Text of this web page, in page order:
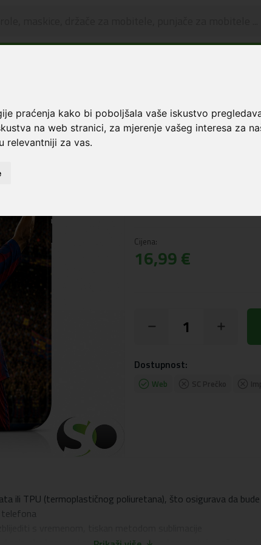
praćenja kako bi poboljšala vaše iskustvo
na web stranici, za mjerenje vašeg interesa za
relevantniji za vas. Premium Print
Cijena:
16,99 €
Dostupnost:
Web
ili TPU (termoplastičnog poliuretana), što osigurava da